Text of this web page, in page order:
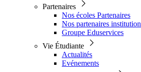
Partenaires
Nos écoles Partenaires
Nos partenaires
Groupe Eduservices
Vie Étudiante
Actualités
Evénements